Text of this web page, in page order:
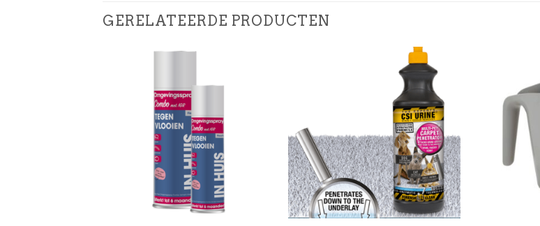
GERELATEERDE PRODUCTEN